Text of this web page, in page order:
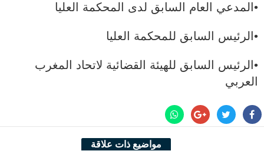
•المدعي العام السابق لدى المحكمة العليا
•الرئيس السابق للمحكمة العليا
•الرئيس السابق للهيئة القضائية لاتحاد المغرب
العربي
مواضيع ذات علاقة